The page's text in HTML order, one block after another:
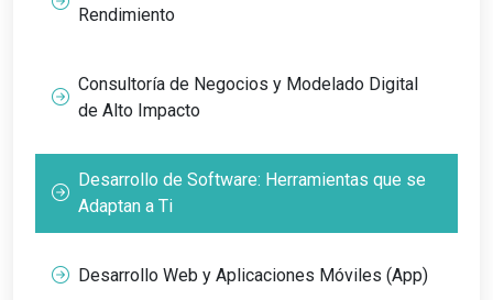
Rendimiento
Consultoría de Negocios y Modelado Digital
de Alto Impacto
Desarrollo de Software: Herramientas que se
Adaptan a Ti
Desarrollo Web y Aplicaciones Móviles (App)